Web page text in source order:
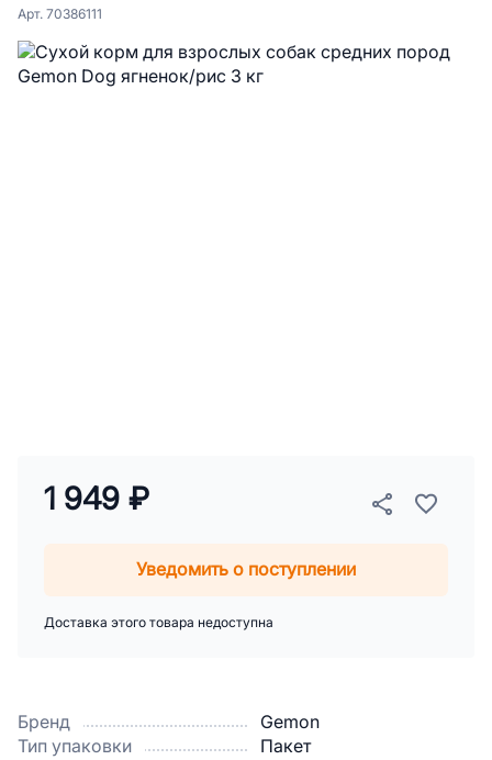
Арт. 70386111
Бренд
Gemon
Тип упаковки
Пакет
1 949 ₽
Уведомить о поступлении
Доставка этого товара недоступна